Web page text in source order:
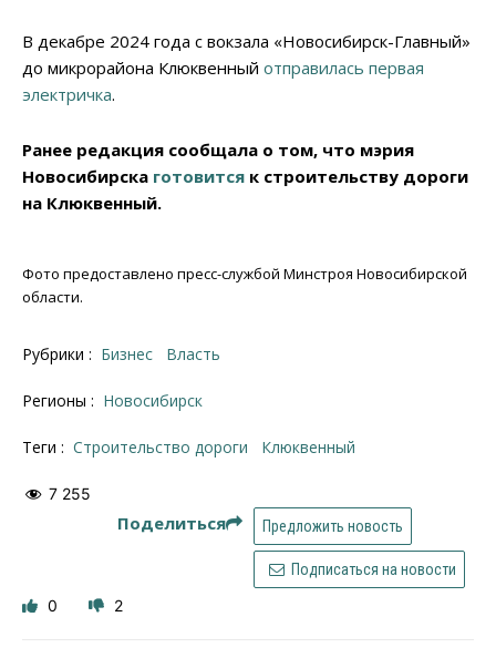
В декабре 2024 года с вокзала «Новосибирск-Главный»
до микрорайона Клюквенный отправилась первая
электричка.
Ранее редакция сообщала о том, что мэрия
Новосибирска готовится к строительству дороги
на Клюквенный.
Фото предоставлено пресс-службой Минстроя Новосибирской
области.
Рубрики : Бизнес Власть
Регионы : Новосибирск
Теги : строительство дороги Клюквенный
7 255
Поделиться Предложить новость
Подписаться на новости
0 2